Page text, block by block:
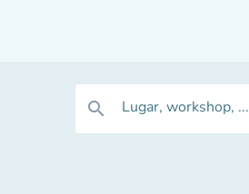
search Lugar, workshop, ...